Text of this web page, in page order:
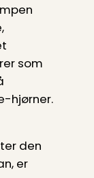
som
hjørner.
den
er